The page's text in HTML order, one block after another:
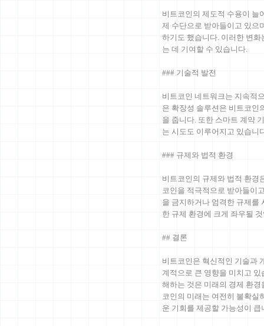
비트코인의 제도적 수용이 늘
제 수단으로 받아들이고 있으
하기도 했습니다. 이러한 변
는 데 기여할 수 있습니다.
### 기술적 발전
비트코인 네트워크는 지속적
은 확장성 솔루션은 비트코인
을 줍니다. 또한 스마트 계약
는 시도도 이루어지고 있습니
### 규제와 법적 환경
비트코인의 규제와 법적 환경
코인을 적극적으로 받아들이
을 금지하거나 엄격한 규제를
한 규제 환경에 크게 좌우될
## 결론
비트코인은 혁신적인 기술과
계적으로 큰 영향을 미치고
해하는 것은 미래의 경제 환
코인의 미래는 여전히 불확실
운 기회를 제공할 가능성이 큽